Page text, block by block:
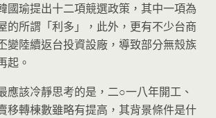
國瑜提出十二項競選政策，其中一項為
的所謂「利多」，此外，更有不少台商
變陸續返台投資設廠，導致部分無殼族
起。
應該冷靜思考的是，二○一八年開工、
移轉棟數雖略有提高，其背景條件是什